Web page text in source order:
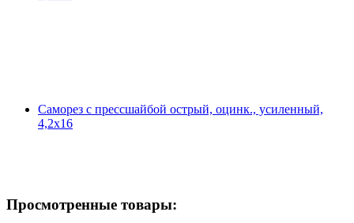
Саморез с прессшайбой острый, оцинк., усиленный,
4,2х16
Просмотренные товары: